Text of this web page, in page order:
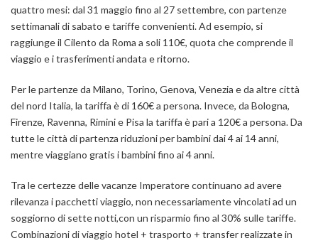
quattro mesi: dal 31 maggio fino al 27 settembre, con partenze
settimanalidi sabato e tariffe convenienti. Ad esempio, si
raggiunge il Cilento da Roma a soli 110€, quota che comprende il
viaggio e i trasferimenti andata e ritorno.
Per le partenze da Milano, Torino, Genova, Venezia e da altre città
del nord Italia, la tariffa è di 160€ a persona. Invece, da Bologna,
Firenze, Ravenna, Rimini e Pisa la tariffa è pari a 120€ a persona. Da
tutte le città di partenza riduzioni per bambini dai 4 ai 14 anni,
mentre viaggiano gratis i bambini fino ai 4 anni.
Tra le certezze delle vacanze Imperatore continuano ad avere
rilevanza i pacchetti viaggio, non necessariamente vincolati ad un
soggiorno di sette notti,con un risparmio fino al 30% sulle tariffe.
Combinazioni di viaggio hotel + trasporto + transfer realizzate in